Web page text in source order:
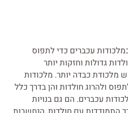
עכברים כדי לתפוס
גדולות וחזקות יותר
מלכודת כבדה יותר. מלכודות
ולהרוג חולדות והן בדרך כלל
עכברים. הם גם בנויות